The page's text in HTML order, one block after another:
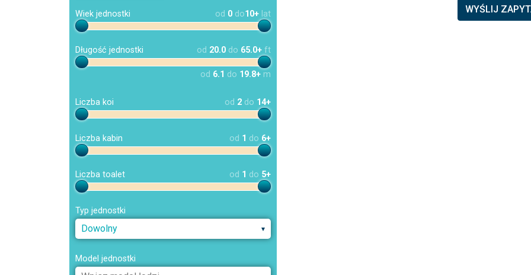
Wiek jednostki od 0 do10+ lat
Długość jednostki od 20.0 do 65.0+ ft
od 6.1 do 19.8+ m
Liczba koi od 2 do 14+
Liczba kabin od 1 do 6+
Liczba toalet od 1 do 5+
Typ jednostki
Dowolny
Model jednostki
WYŚLIJ